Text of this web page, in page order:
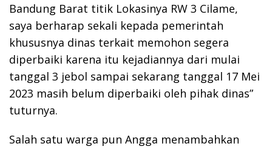
Bandung Barat titik Lokasinya RW 3 Cilame,
saya berharap sekali kepada pemerintah
khususnya dinas terkait memohon segera
diperbaiki karena itu kejadiannya dari mulai
tanggal 3 jebol sampai sekarang tanggal 17 Mei
2023 masih belum diperbaiki oleh pihak dinas”
tuturnya.
Salah satu warga pun Angga menambahkan